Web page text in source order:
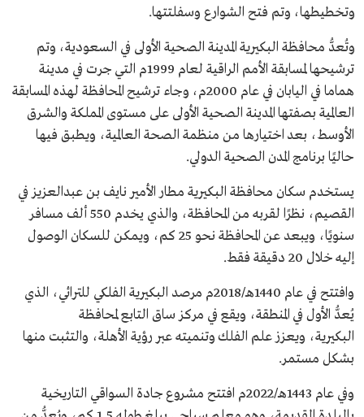
وتخطيطها، وتم فتح الشوارع وسفلتتها.
وتُعدُّ محافظة البكيرية المدينة الصحية الأولى في السعودية، وتم
ترشيحها لمسابقة الأمم الراقية لعام 1999م التي جرت في مدينة
هماما في اليابان في عام 2000م، وجاء ترشيح المحافظة لهذه المسابقة
العالمية بصفتها المدينة الصحية الأولى على مستوى المملكة والشرق
الأوسط، بعد اختيارها من منظمة الصحة العالمية، ويطبق فيها
حاليًا برنامج المدن الصحية الدولي.
يستخدم سكان محافظة البكيرية مطار الأمير نايف بن عبدالعزيز في
القصيم، نظرًا لقربه من المحافظة، والذي يخدم 550 ألف مسافر
سنويًا، ويبعد عن المحافظة نحو 25 كم، ويمكن للسكان الوصول
إليه خلال 20 دقيقة فقط.
وافتتح في عام 1440هـ/2018م مرصد البكيرية الفلكي للترائي، الذي
يُعدُّ الأول في المنطقة، ويقع في مركز ساق التابع لمحافظة
البكيرية، ويعزز علم الفلك وتنميته عبر رؤية الأهلة، والتثبت منها
بشكل مستمر.
وفي عام 1443هـ/2022م افتتح مشروع جادة السواقي التاريخية